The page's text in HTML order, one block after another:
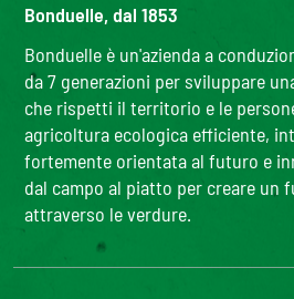
Bonduelle, dal 1853
Bonduelle è un'azienda a
da 7 generazioni per sviluppare
che rispetti il territorio e le
agricoltura ecologica efficiente,
fortemente orientata al futuro e
dal campo al piatto per creare un
attraverso le verdure.